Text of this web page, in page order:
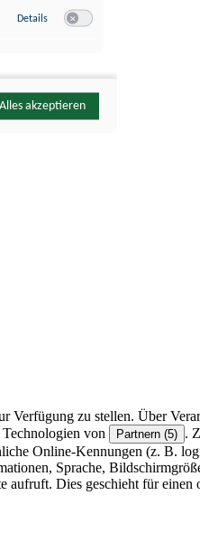
Verfügung zu stellen. Über
von Partnern (5) .
Online-Kennungen (z. B.
Sprache,
aufruft. Dies geschieht für einen
Details zu YouTube
Alles akzeptieren